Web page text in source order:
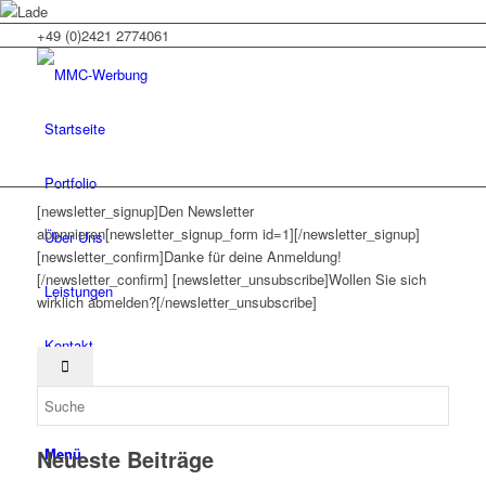
+49 (0)2421 2774061
Startseite
Portfolio
Über Uns
Leistungen
Kontakt
Impressum
Menü
[newsletter_signup]Den Newsletter
abonnieren[newsletter_signup_form id=1][/newsletter_signup]
[newsletter_confirm]Danke für deine Anmeldung!
[/newsletter_confirm] [newsletter_unsubscribe]Wollen Sie sich
wirklich abmelden?[/newsletter_unsubscribe]
Neueste Beiträge